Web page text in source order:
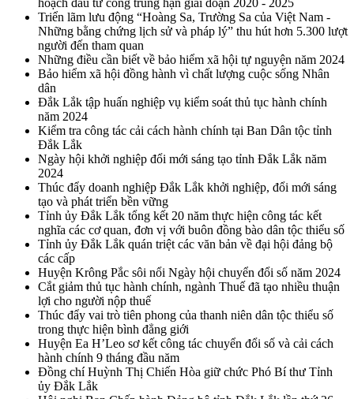
hoạch đầu tư công trung hạn giai đoạn 2020 - 2025
Triển lãm lưu động “Hoàng Sa, Trường Sa của Việt Nam -
Những bằng chứng lịch sử và pháp lý” thu hút hơn 5.300 lượt
người đến tham quan
Những điều cần biết về bảo hiểm xã hội tự nguyện năm 2024
Bảo hiểm xã hội đồng hành vì chất lượng cuộc sống Nhân
dân
Đắk Lắk tập huấn nghiệp vụ kiểm soát thủ tục hành chính
năm 2024
Kiểm tra công tác cải cách hành chính tại Ban Dân tộc tỉnh
Đắk Lắk
Ngày hội khởi nghiệp đổi mới sáng tạo tỉnh Đắk Lắk năm
2024
Thúc đẩy doanh nghiệp Đắk Lắk khởi nghiệp, đổi mới sáng
tạo và phát triển bền vững
Tỉnh ủy Đắk Lắk tổng kết 20 năm thực hiện công tác kết
nghĩa các cơ quan, đơn vị với buôn đồng bào dân tộc thiểu số
Tỉnh ủy Đắk Lắk quán triệt các văn bản về đại hội đảng bộ
các cấp
Huyện Krông Pắc sôi nổi Ngày hội chuyển đổi số năm 2024
Cắt giảm thủ tục hành chính, ngành Thuế đã tạo nhiều thuận
lợi cho người nộp thuế
Thúc đẩy vai trò tiên phong của thanh niên dân tộc thiểu số
trong thực hiện bình đẳng giới
Huyện Ea H’Leo sơ kết công tác chuyển đổi số và cải cách
hành chính 9 tháng đầu năm
Đồng chí Huỳnh Thị Chiến Hòa giữ chức Phó Bí thư Tỉnh
ủy Đắk Lắk